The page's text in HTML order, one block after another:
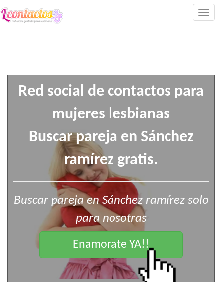
Red social de contactos para
mujeres lesbianas
Buscar pareja en Sánchez
ramírez gratis.
Buscar pareja en Sánchez ramírez solo
para nosotras
Enamorate YA!!